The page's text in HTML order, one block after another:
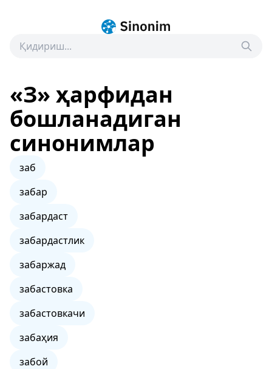
«З» ҳарфидан
бошланадиган
синонимлар
заб
забар
забардаст
забардастлик
забаржад
забастовка
забастовкачи
забаҳия
забой